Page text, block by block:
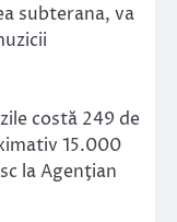
subterana, va
costă 249 de
15.000
la Agenţian